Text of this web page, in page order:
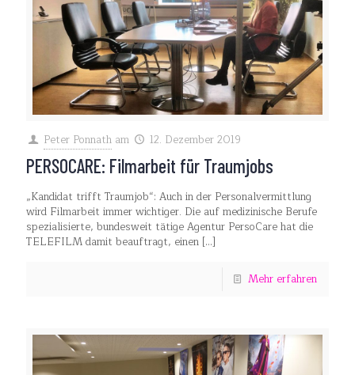
Peter Ponnath am 12. Dezember 2019
PERSOCARE: Filmarbeit für Traumjobs
„Kandidat trifft Traumjob“: Auch in der Personalvermittlung
wird Filmarbeit immer wichtiger. Die auf medizinische Berufe
spezialisierte, bundesweit tätige Agentur PersoCare hat die
TELEFILM damit beauftragt, einen […]
Mehr erfahren